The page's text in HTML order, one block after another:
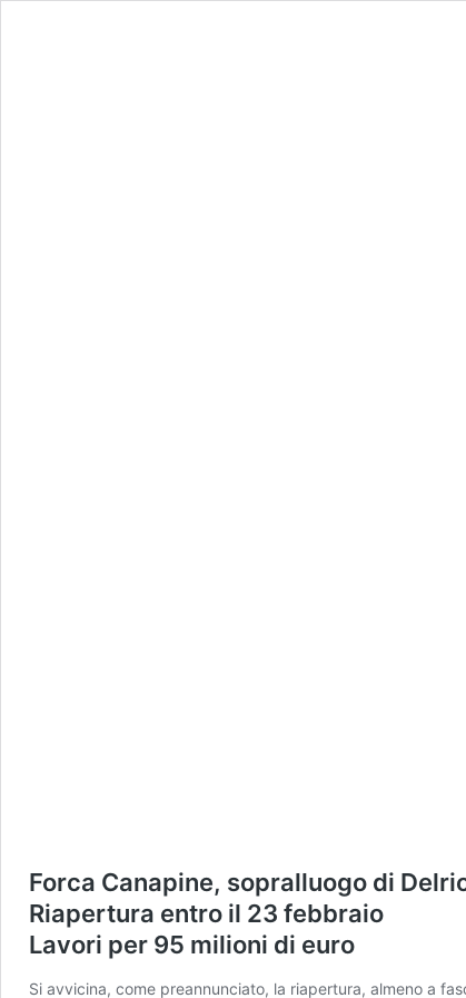
Forca Canapine, sopralluogo di
Riapertura entro il 23 febbraio
Lavori per 95 milioni di euro
Si avvicina, come preannunciato, la riapertura, almeno a